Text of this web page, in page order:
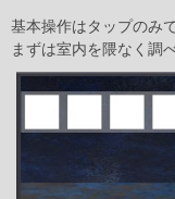
基本操作はタップのみ
まずは室内を隈なく調